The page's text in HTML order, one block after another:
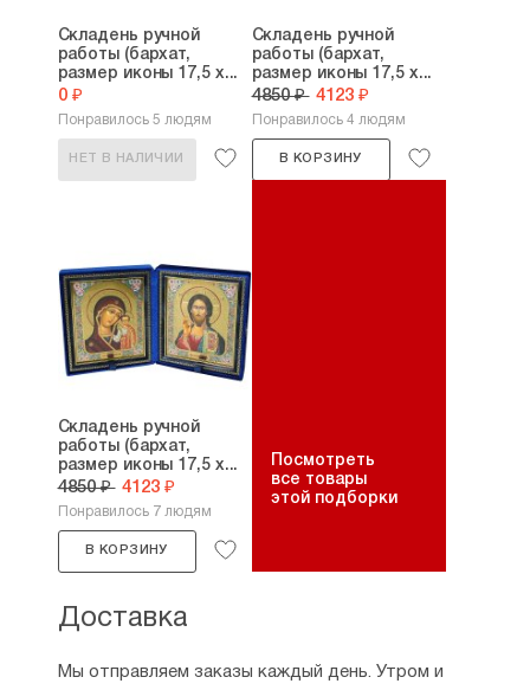
Складень ручной
работы (бархат,
размер иконы 17,5 х...
0 ₽
Понравилось 5 людям
НЕТ В НАЛИЧИИ
Складень ручной
работы (бархат,
размер иконы 17,5 х...
4850 ₽ 4123 ₽
Понравилось 4 людям
В КОРЗИНУ
Складень ручной
работы (бархат,
размер иконы 17,5 х...
4850 ₽ 4123 ₽
Понравилось 7 людям
В КОРЗИНУ
Посмотреть
все товары
этой подборки
Доставка
Мы отправляем заказы каждый день. Утром и